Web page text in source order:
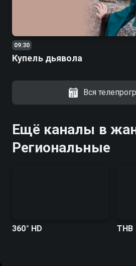
09:30
Купель дьявола
Вся
Ещё каналы в
Региональные
360° HD ТНВ